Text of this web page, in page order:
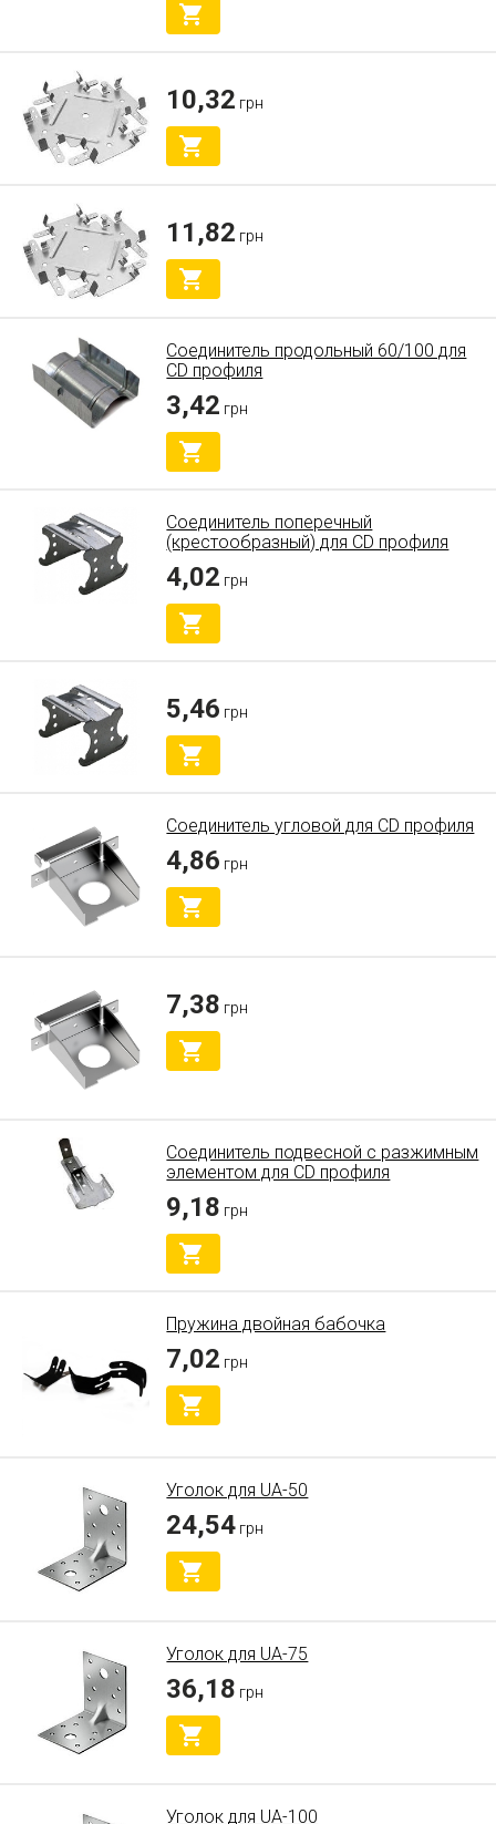
10,32 грн
11,82 грн
Соединитель продольный 60/100 для
CD профиля
3,42 грн
Соединитель поперечный
(крестообразный) для СD профиля
4,02 грн
5,46 грн
Соединитель угловой для СD профиля
4,86 грн
7,38 грн
Соединитель подвесной с разжимным
элементом для СD профиля
9,18 грн
Пружина двойная бабочка
7,02 грн
Уголок для UA-50
24,54 грн
Уголок для UA-75
36,18 грн
Уголок для UA-100